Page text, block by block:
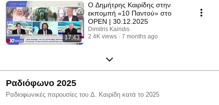
17:43
Ο Δημήτρης Καιρίδης στην
εκπομπή «10 Παντού» στο
OPEN | 30.12.2025
Dimitris Kairidis
2.4K views
7 months ago
Ραδιόφωνο 2025
Ραδιοφωνικές παρουσίες του Δ. Καιρίδη κατά το 2025